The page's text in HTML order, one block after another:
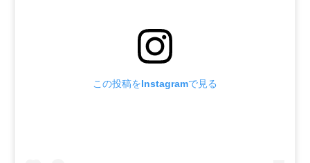
この投稿をInstagramで見る